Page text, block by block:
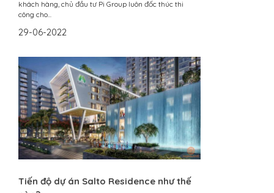
khách hàng, chủ đầu tư Pi Group luôn đốc thúc thi
công cho...
29-06-2022
Tiến độ dự án Salto Residence như thế